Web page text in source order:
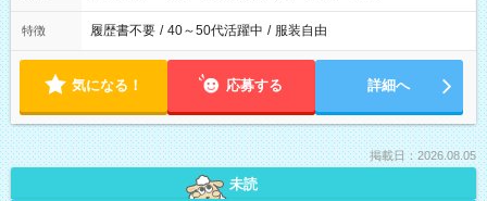
特徴 履歴書不要 / 40～50代活躍中 / 服装自由
気になる！ 応募する 詳細へ
掲載日：2026.08.05
未読